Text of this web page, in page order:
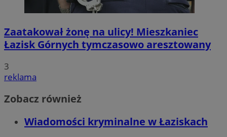
Zaatakował żonę na ulicy! Mieszkaniec
Łazisk Górnych tymczasowo aresztowany
3
reklama
Zobacz również
Wiadomości kryminalne w Łaziskach